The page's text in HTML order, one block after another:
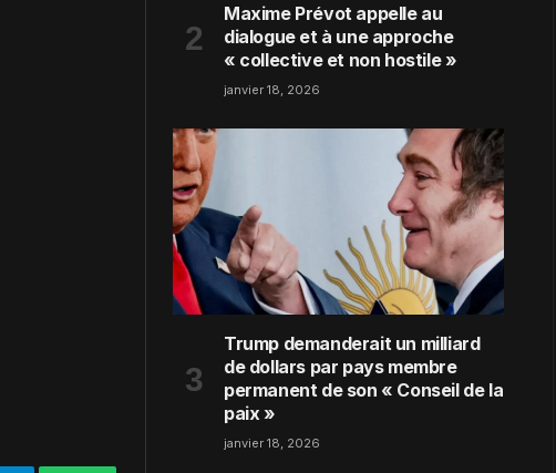
Maxime Prévot appelle au
dialogue et à une approche
« collective et non hostile »
janvier 18, 2026
Trump demanderait un milliard
de dollars par pays membre
permanent de son « Conseil de la
paix »
janvier 18, 2026